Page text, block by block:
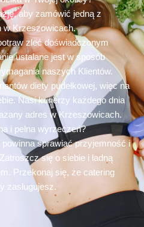
aby zamówić jedną z
w Krzeszowicach.
zleć doświadczonym
ustalane jest w sposób
naszych Klientów.
diety pudełkowej, więc na
Nasi kurierzy każdego dnia
adres w Krzeszowicach.
i pełna wyrzeczeń?
powinna sprawiać przyjemność i
się o siebie i ładną
Przekonaj się, że catering
zasługujesz.